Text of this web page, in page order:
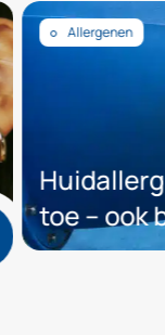
Allergenen
toe – ook